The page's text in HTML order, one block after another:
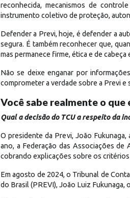
reconhecida, mecanismos de
instrumento coletivo de proteção,
Defender a Previ, hoje, é defender a
segura. É também reconhecer que,
mas permanece firme, ética e de cabeça
Não se deixe enganar por
comprometer a verdade sobre a Previ e
Você sabe realmente o que
Qual a decisão do TCU a respeito da
O presidente da Previ, João
ano, a Federação das Associações
cobrando explicações sobre os critérios
Em agosto de 2024, o Tribunal de
do Brasil (PREVI), João Luiz Fukunaga,